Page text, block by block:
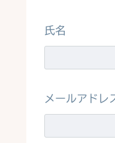
氏名
メールアドレ